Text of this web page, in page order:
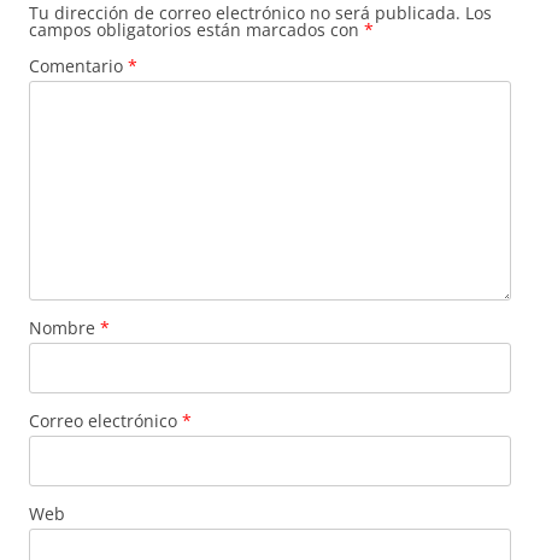
Tu dirección de correo electrónico no será publicada. Los
campos obligatorios están marcados con *
Comentario *
Nombre *
Correo electrónico *
Web